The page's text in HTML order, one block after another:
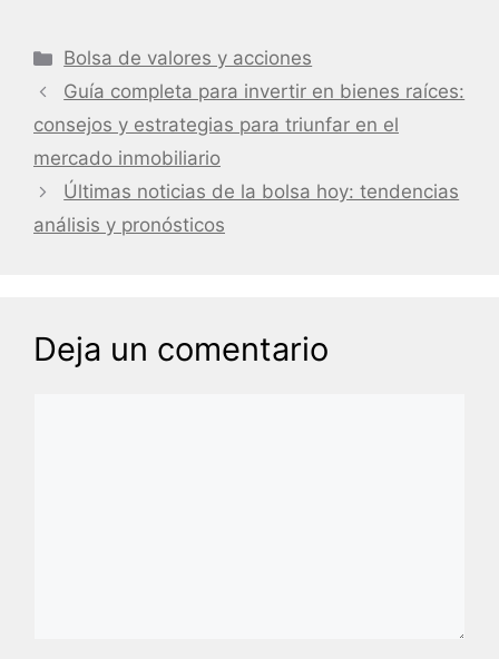
Categorías
Bolsa de valores y acciones
Guía completa para invertir en bienes raíces:
consejos y estrategias para triunfar en el
mercado inmobiliario
Últimas noticias de la bolsa hoy: tendencias
análisis y pronósticos
Deja un comentario